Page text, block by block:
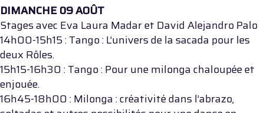
DIMANCHE 09 AOÛT
Stages avec Eva Laura Madar et David Alejandro Palo
14h00-15h15 : Tango : L’univers de la sacada pour les
deux Rôles.
15h15-16h30 : Tango : Pour une milonga chaloupée et
enjouée.
16h45-18h00 : Milonga : créativité dans l’abrazo,